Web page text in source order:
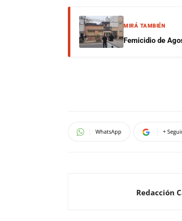
MIRÁ TAMBIÉN
Femicidio de
WhatsApp +
Redacción